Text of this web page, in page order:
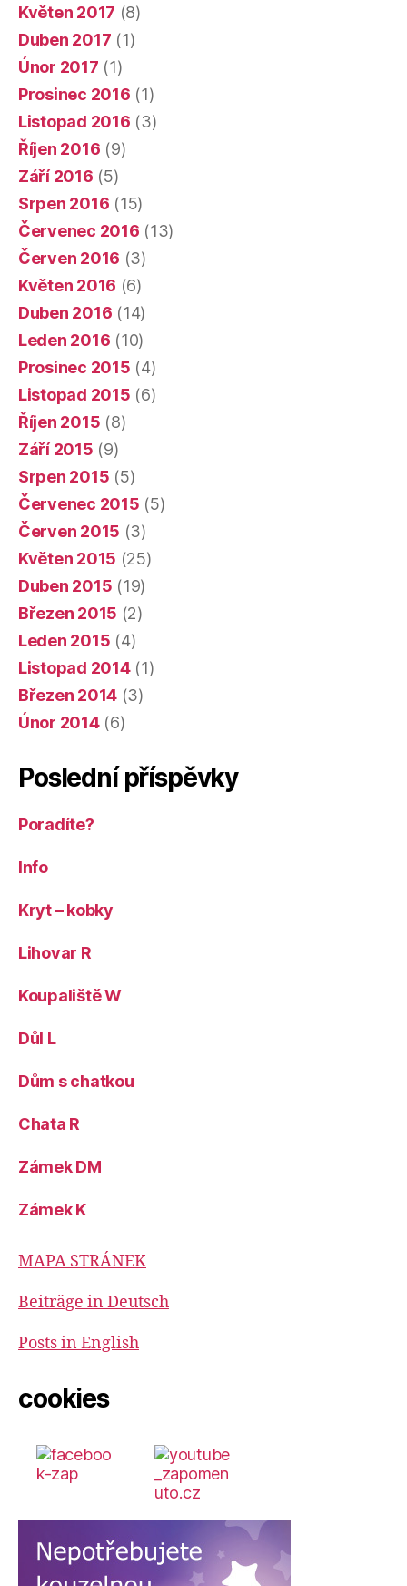
Květen 2017 (8)
Duben 2017 (1)
Únor 2017 (1)
Prosinec 2016 (1)
Listopad 2016 (3)
Říjen 2016 (9)
Září 2016 (5)
Srpen 2016 (15)
Červenec 2016 (13)
Červen 2016 (3)
Květen 2016 (6)
Duben 2016 (14)
Leden 2016 (10)
Prosinec 2015 (4)
Listopad 2015 (6)
Říjen 2015 (8)
Září 2015 (9)
Srpen 2015 (5)
Červenec 2015 (5)
Červen 2015 (3)
Květen 2015 (25)
Duben 2015 (19)
Březen 2015 (2)
Leden 2015 (4)
Listopad 2014(1)
Březen 2014 (3)
Únor 2014(6)
Poslední příspěvky
Poradíte?
Info
Kryt – kobky
Lihovar R
Koupaliště W
Důl L
Dům s chatkou
Chata R
Zámek DM
Zámek K
MAPA STRÁNEK
Beiträge in Deutsch
Posts in English
cookies